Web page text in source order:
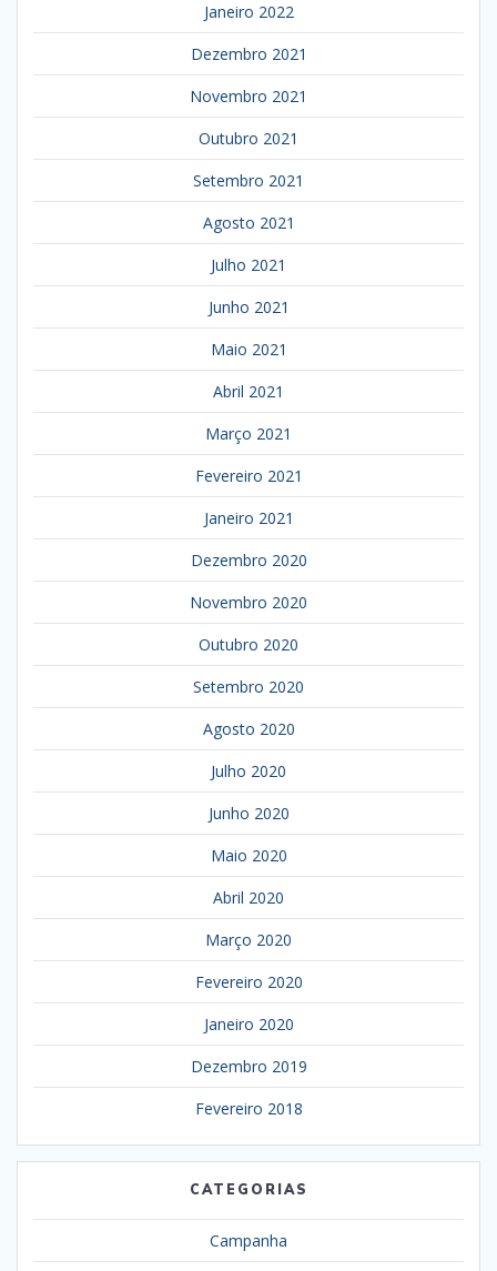
Janeiro 2022
Dezembro 2021
Novembro 2021
Outubro 2021
Setembro 2021
Agosto 2021
Julho 2021
Junho 2021
Maio 2021
Abril 2021
Março 2021
Fevereiro 2021
Janeiro 2021
Dezembro 2020
Novembro 2020
Outubro 2020
Setembro 2020
Agosto 2020
Julho 2020
Junho 2020
Maio 2020
Abril 2020
Março 2020
Fevereiro 2020
Janeiro 2020
Dezembro 2019
Fevereiro 2018
CATEGORIAS
Campanha